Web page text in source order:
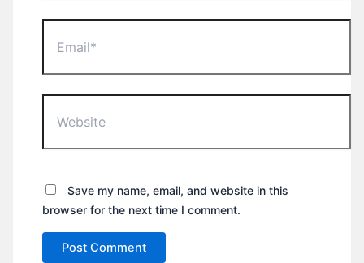
Save my name, email, and website in this
browser for the next time I comment.